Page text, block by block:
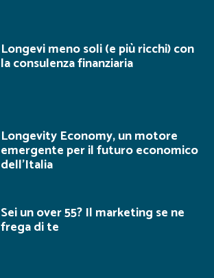
Longevi meno soli (e più ricchi) con
la consulenza finanziaria
Longevity Economy, un motore
emergente per il futuro economico
dell’Italia
Sei un over 55? Il marketing se ne
frega di te